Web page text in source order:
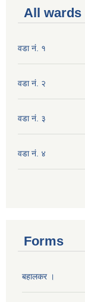
All wards
वडा नं. १
वडा नं. २
वडा नं. ३
वडा नं. ४
Forms
बहालकर ।